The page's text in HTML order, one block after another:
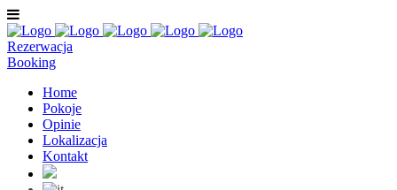
Rezerwacja
Booking
Home
Pokoje
Opinie
Lokalizacja
Kontakt